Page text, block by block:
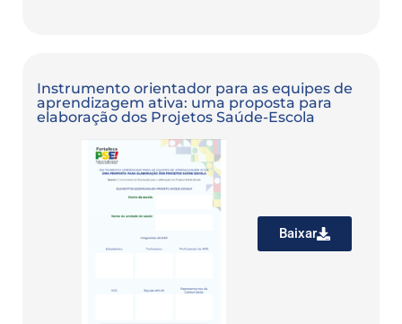
Instrumento orientador para as equipes de
aprendizagem ativa: uma proposta para
elaboração dos Projetos Saúde-Escola
Baixar